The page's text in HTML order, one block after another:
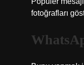
fotoğrafları